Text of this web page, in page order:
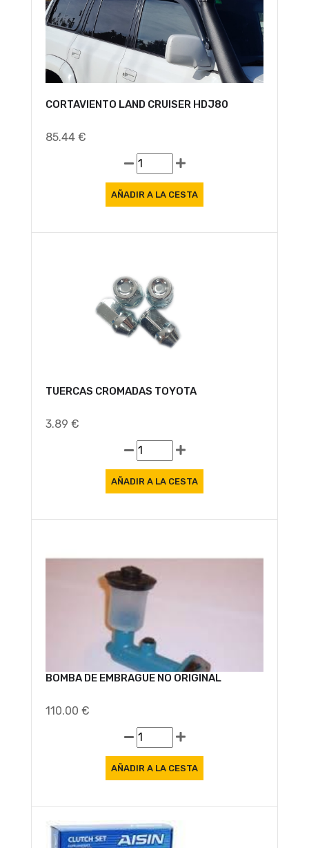
CORTAVIENTO LAND CRUISER HDJ80
85.44 €
TUERCAS CROMADAS TOYOTA
3.89 €
BOMBA DE EMBRAGUE NO ORIGINAL
110.00 €